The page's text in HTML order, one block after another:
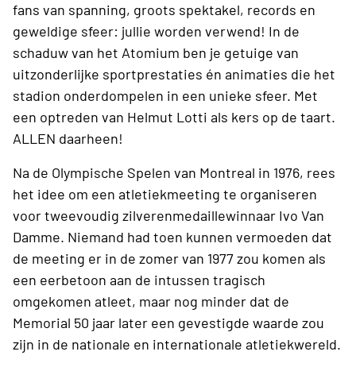
fans van spanning, groots spektakel, records en
geweldige sfeer: jullie worden verwend! In de
schaduw van het Atomium ben je getuige van
uitzonderlijke sportprestaties én animaties die het
stadion onderdompelen in een unieke sfeer. Met
een optreden van Helmut Lotti als kers op de taart.
ALLEN daarheen!
Na de Olympische Spelen van Montreal in 1976, rees
het idee om een atletiekmeeting te organiseren
voor tweevoudig zilverenmedaillewinnaar Ivo Van
Damme. Niemand had toen kunnen vermoeden dat
de meeting er in de zomer van 1977 zou komen als
een eerbetoon aan de intussen tragisch
omgekomen atleet, maar nog minder dat de
Memorial 50 jaar later een gevestigde waarde zou
zijn in de nationale en internationale atletiekwereld.